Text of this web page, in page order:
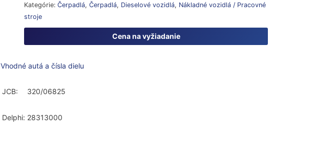
Kategórie:Čerpadlá,Čerpadlá, Dieselové vozidlá, Nákladné vozidlá / Pracovné
stroje
Cena na vyžiadanie
Vhodné autá a čísla dielu
JCB:
Delphi:
320/06825
28313000